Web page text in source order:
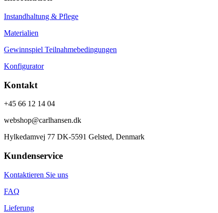
Instandhaltung & Pflege
Materialien
Gewinnspiel Teilnahmebedingungen
Konfigurator
Kontakt
+45 66 12 14 04
webshop@carlhansen.dk
Hylkedamvej 77 DK-5591 Gelsted, Denmark
Kundenservice
Kontaktieren Sie uns
FAQ
Lieferung